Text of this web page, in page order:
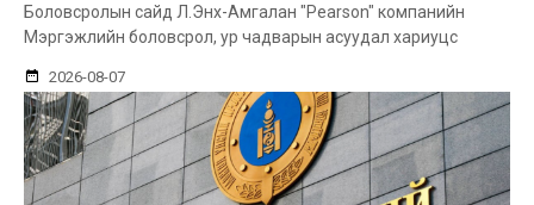
Боловсролын сайд Л.Энх-Амгалан "Pearson" компанийн
Мэргэжлийн боловсрол, ур чадварын асуудал хариуцс
2026-08-07